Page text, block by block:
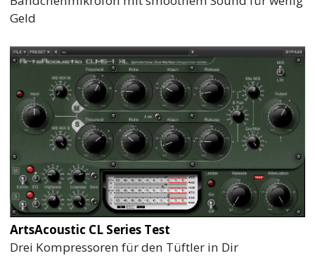
Geld
ArtsAcoustic CL Series Test
Drei Kompressoren für den Tüftler in Dir